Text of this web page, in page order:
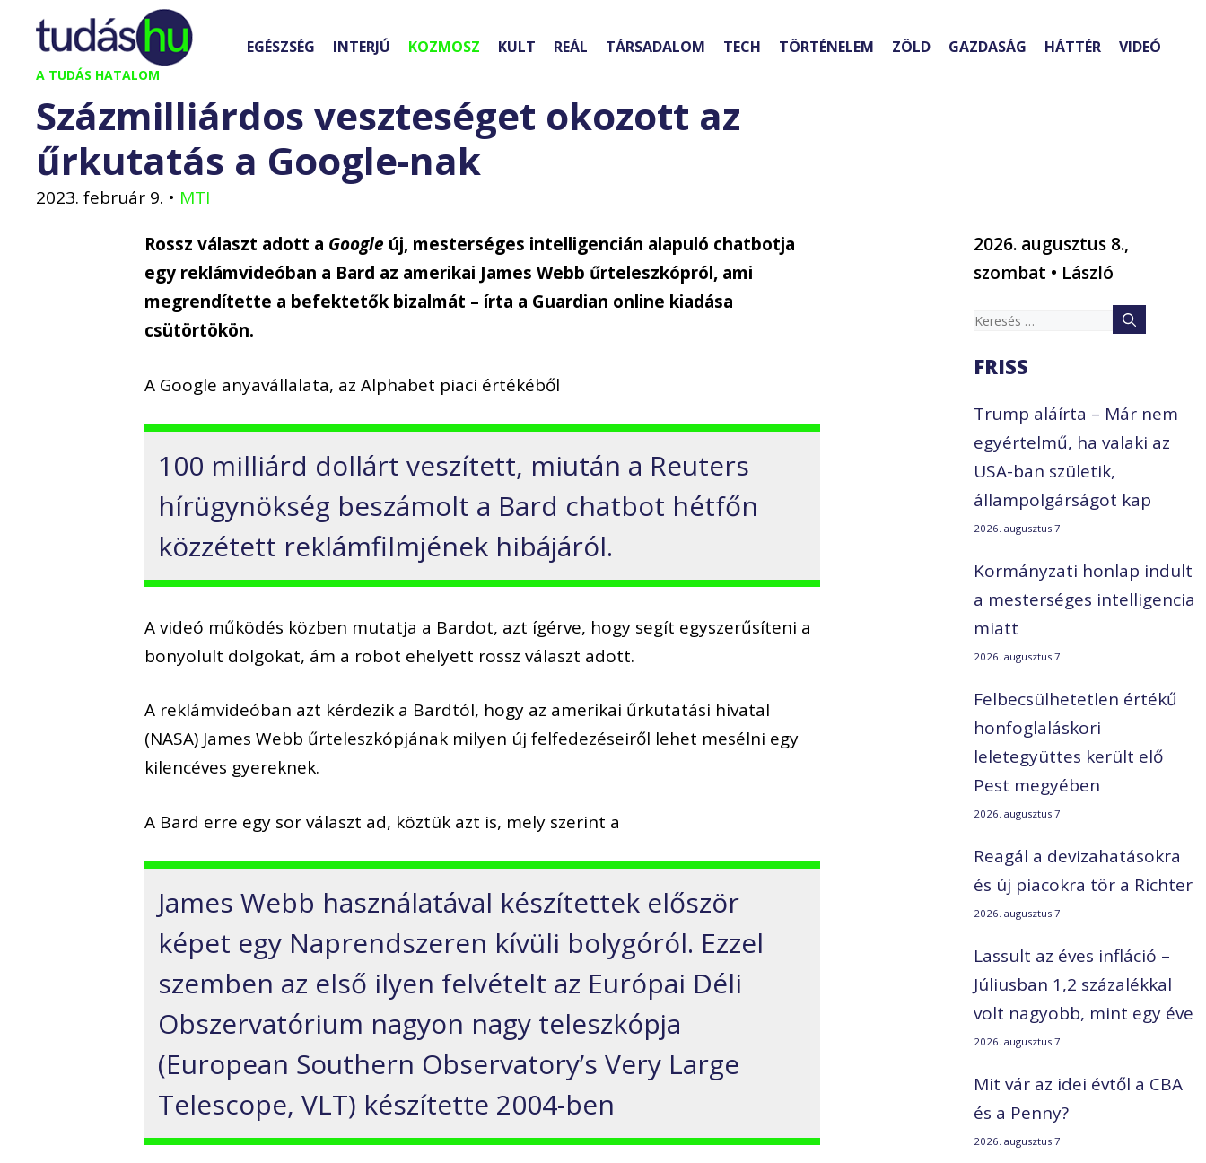
Kilépés
tartalomba
A TUDÁS HATALOM
EGÉSZSÉG INTERJÚ KOZMOSZ KULT REÁL TÁRSADALOM TECH TÖRTÉNELEM ZÖLD GAZDASÁG HÁTTÉR VIDEÓ
Százmilliárdos veszteséget okozott az
űrkutatás a Google-nak
2023. február 9. • MTI
Rossz választ adott a Google új, mesterséges intelligencián alapuló chatbotja
egy reklámvideóban a Bard az amerikai James Webb űrteleszkópról, ami
megrendítette a befektetők bizalmát – írta a Guardian online kiadása
csütörtökön.
A Google anyavállalata, az Alphabet piaci értékéből
100 milliárd dollárt veszített, miután a Reuters
hírügynökség beszámolt a Bard chatbot hétfőn
közzétett reklámfilmjének hibájáról.
A videó működés közben mutatja a Bardot, azt ígérve, hogy segít egyszerűsíteni a
bonyolult dolgokat, ám a robot ehelyett rossz választ adott.
A reklámvideóban azt kérdezik a Bardtól, hogy az amerikai űrkutatási hivatal
(NASA) James Webb űrteleszkópjának milyen új felfedezéseiről lehet mesélni egy
kilencéves gyereknek.
A Bard erre egy sor választ ad, köztük azt is, mely szerint a
James Webb használatával készítettek először
képet egy Naprendszeren kívüli bolygóról. Ezzel
szemben az első ilyen felvételt az Európai Déli
Obszervatórium nagyon nagy teleszkópja
(European Southern Observatory’s Very Large
Telescope, VLT) készítette 2004-ben
2026. augusztus 8.,
szombat • László
Keresés:
FRISS
Trump aláírta – Már nem
egyértelmű, ha valaki az
USA-ban születik,
állampolgárságot kap
2026. augusztus 7.
Kormányzati honlap indult
a mesterséges intelligencia
miatt
2026. augusztus 7.
Felbecsülhetetlen értékű
honfoglaláskori
leletegyüttes került elő
Pest megyében
2026. augusztus 7.
Reagál a devizahatásokra
és új piacokra tör a Richter
2026. augusztus 7.
Lassult az éves infláció –
Júliusban 1,2 százalékkal
volt nagyobb, mint egy éve
2026. augusztus 7.
Mit vár az idei évtől a CBA
és a Penny?
2026. augusztus 7.